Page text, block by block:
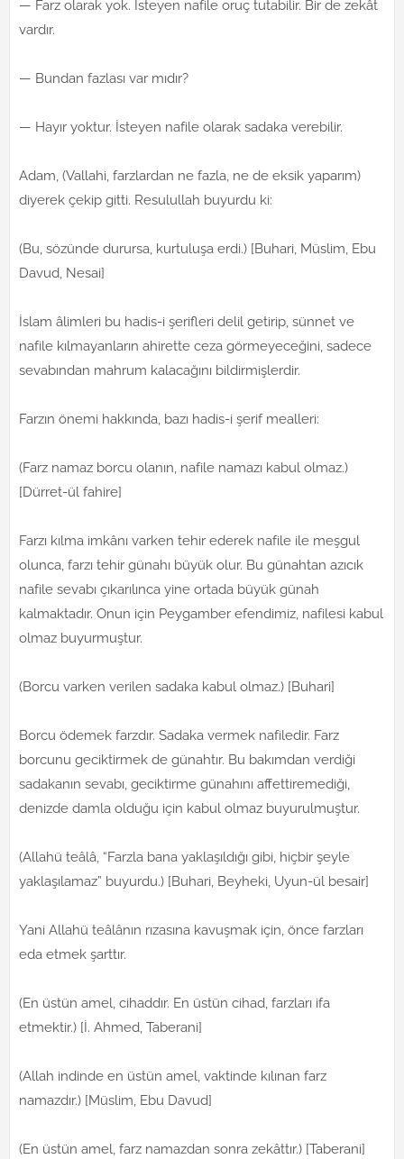
— Farz olarak yok. İsteyen nafile oruç tutabilir. Bir de zekât
vardır.
— Bundan fazlası var mıdır?
— Hayır yoktur. İsteyen nafile olarak sadaka verebilir.
Adam, (Vallahi, farzlardan ne fazla, ne de eksik yaparım)
diyerek çekip gitti. Resulullah buyurdu ki:
(Bu, sözünde durursa, kurtuluşa erdi.) [Buhari, Müslim, Ebu
Davud, Nesai]
İslam âlimleri bu hadis-i şerifleri delil getirip, sünnet ve
nafile kılmayanların ahirette ceza görmeyeceğini, sadece
sevabından mahrum kalacağını bildirmişlerdir.
Farzın önemi hakkında, bazı hadis-i şerif mealleri:
(Farz namaz borcu olanın, nafile namazı kabul olmaz.)
[Dürret-ül fahire]
Farzı kılma imkânı varken tehir ederek nafile ile meşgul
olunca, farzı tehir günahı büyük olur. Bu günahtan azıcık
nafile sevabı çıkarılınca yine ortada büyük günah
kalmaktadır. Onun için Peygamber efendimiz, nafilesi kabul
olmaz buyurmuştur.
(Borcu varken verilen sadaka kabul olmaz.) [Buhari]
Borcu ödemek farzdır. Sadaka vermek nafiledir. Farz
borcunu geciktirmek de günahtır. Bu bakımdan verdiği
sadakanın sevabı, geciktirme günahını affettiremediği,
denizde damla olduğu için kabul olmaz buyurulmuştur.
(Allahü teâlâ, “Farzla bana yaklaşıldığı gibi, hiçbir şeyle
yaklaşılamaz” buyurdu.) [Buhari, Beyheki, Uyun-ül besair]
Yani Allahü teâlânın rızasına kavuşmak için, önce farzları
eda etmek şarttır.
(En üstün amel, cihaddır. En üstün cihad, farzları ifa
etmektir.) [İ. Ahmed, Taberani]
(Allah indinde en üstün amel, vaktinde kılınan farz
namazdır.) [Müslim, Ebu Davud]
(En üstün amel, farz namazdan sonra zekâttır.) [Taberani]